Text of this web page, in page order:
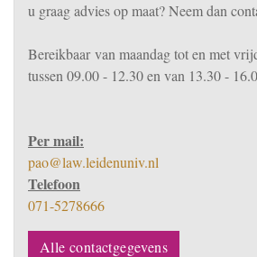
u graag advies op maat? Neem dan
Bereikbaarvan maandag tot en met
tussen 09.00 - 12.30 en van 13.30 -
Per mail:
pao@law.leidenuniv.nl
Telefoon
071-5278666
Alle contactgegevens